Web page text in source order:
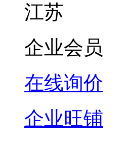
江苏
企业会员
在线询价
企业旺铺